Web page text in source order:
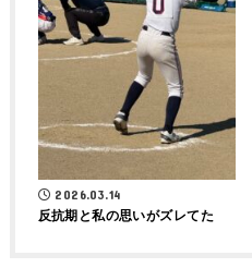
2026.03.14
反抗期と私の思いがズレてた